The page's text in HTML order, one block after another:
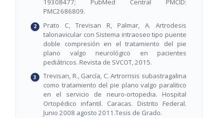
19308477; PubMed Central PMCID:
PMC2686809.
Prato C, Trevisan R, Palmar, A. Artrodesis
talonavicular con Sistema intraoseo tipo puente
doble compresión en el tratamiento del pie
plano valgo neurológico en pacientes
pediátricos. Revista de SVCOT, 2015.
Trevisan, R., García, C. Artrorrisis subastragalina
como tratamiento del pie plano valgo paralitico
en el servicio de neuro-ortopedia. Hospital
Ortopédico infantil. Caracas. Distrito Federal.
Junio 2008 agosto 2011.Tesis de Grado.